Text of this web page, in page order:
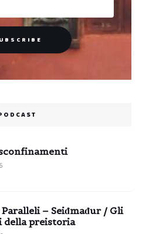
– Seiđmađur / Gli
della preistoria